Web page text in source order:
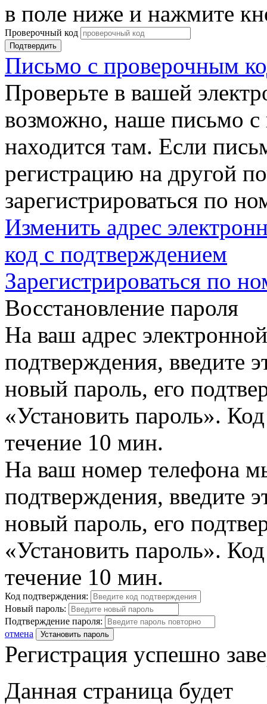
в поле ниже и нажмите
Проверочный код
Подтвердить
Письмо с проверочным
Проверьте в вашей
возможно, наше письмо с
находится там. Если
регистрацию на другой
зарегистрироваться по
Изменить адрес
код с подтверждением
Зарегистрироваться по
Восстановление пароля
На ваш адрес
подтверждения, введите
новый пароль, его
«Установить пароль».
течение 10 мин.
На ваш номер телефона
подтверждения, введите
новый пароль, его
«Установить пароль».
течение 10 мин.
Код подтверждения:
Новый пароль:
Подтверждение пароля:
отмена
Установить пароль
Регистрация успешно
Данная страница будет